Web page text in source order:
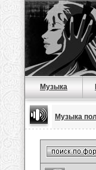
Музыка
Музыка